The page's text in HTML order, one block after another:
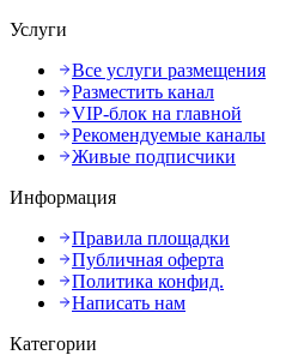
Услуги
Все услуги размещения
Разместить канал
VIP-блок на главной
Рекомендуемые каналы
Живые подписчики
Информация
Правила площадки
Публичная оферта
Политика конфид.
Написать нам
Категории